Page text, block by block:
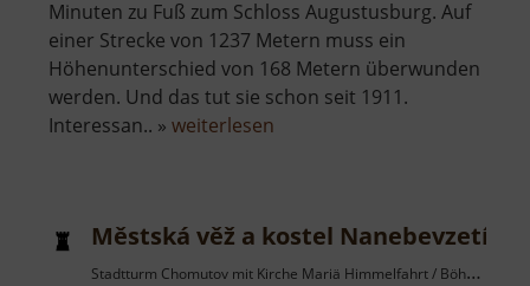
Minuten zu Fuß zum Schloss Augustusburg. Auf
einer Strecke von 1237 Metern muss ein
Höhenunterschied von 168 Metern überwunden
werden. Und das tut sie schon seit 1911.
Interessan.. » weiterlesen
Městská věž a kostel Nanebevzetí
Stadtturm Chomutov mit Kirche Mariä Himmelfahrt / Böhmisches Erzgebirge